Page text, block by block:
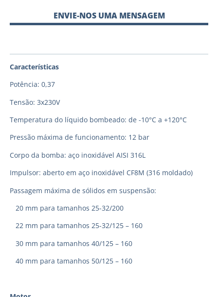
ENVIE-NOS UMA MENSAGEM
Características
Potência: 0,37
Tensão: 3x230V
Temperatura do líquido bombeado: de -10°C a +120°C
Pressão máxima de funcionamento: 12 bar
Corpo da bomba: aço inoxidável AISI 316L
Impulsor: aberto em aço inoxidável CF8M (316 moldado)
Passagem máxima de sólidos em suspensão:
20 mm para tamanhos 25-32/200
22 mm para tamanhos 25-32/125 – 160
30 mm para tamanhos 40/125 – 160
40 mm para tamanhos 50/125 – 160